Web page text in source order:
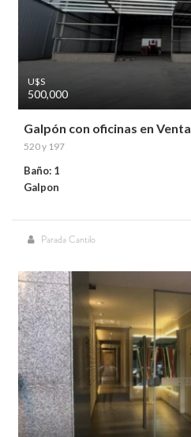
U$S
500,000
Galpón con oficinas en Venta
520 y 197
Baño: 1
Galpon
Parada Cantilo